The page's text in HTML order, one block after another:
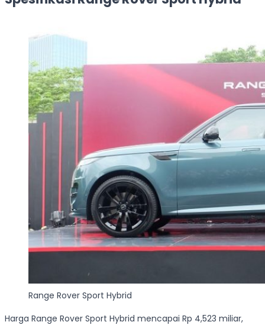
Range Rover Sport Hybrid
Harga Range Rover Sport Hybrid mencapai Rp 4,523 miliar,